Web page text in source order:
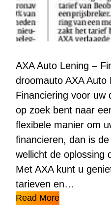
AXA Auto Lening –
droomauto AXA Auto
Financiering voor uw
op zoek bent naar
flexibele manier om
financieren, dan is
wellicht de oplossing
Met AXA kunt u
tarieven en…
Read More